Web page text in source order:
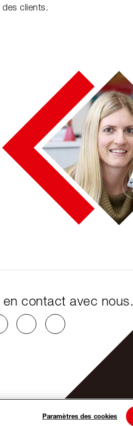
des clients.
en contact avec nous.
Paramètres des cookies